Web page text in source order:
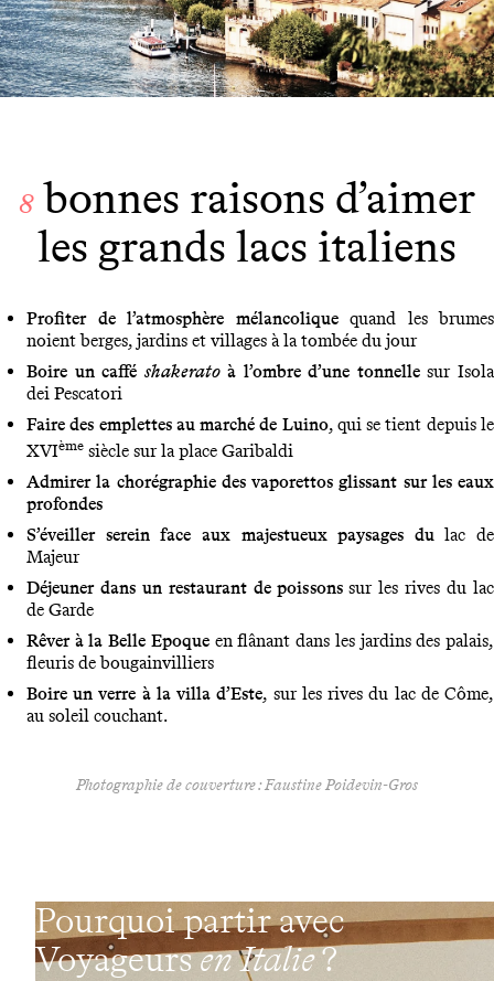
8 bonnes raisons d’aimer
les grands lacs italiens
Profiter de l’atmosphère mélancoliquequand les brumes
noient berges, jardins et villages à la tombée du jour
Boire un caffé shakeratoà l’ombre d’une tonnellesur Isola
dei Pescatori
Faire des emplettes au marché de Luino, qui se tient depuis le
XVIème siècle sur la place Garibaldi
Admirer la chorégraphie des vaporettos glissant sur les eaux
profondes
S’éveiller serein face aux majestueux paysages dulac de
Majeur
Déjeuner dans un restaurant de poissonssur les rives du lac
de Garde
Rêver à la Belle Epoqueen flânant dans les jardins des palais,
fleuris de bougainvilliers
Boire un verre à la villa d’Este, sur les rives du lac de Côme,
au soleil couchant.
Photographie de couverture : Faustine Poidevin-Gros
Pourquoi partir avec
Voyageursen Italie?